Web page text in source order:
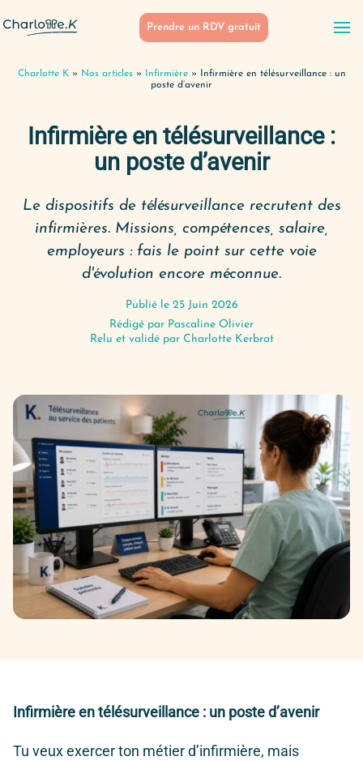
Prendre un RDV gratuit
Charlotte K» Nos articles» Infirmière»
Infirmière en télésurveillance : un
poste d’avenir
Infirmière en télésurveillance :
un poste d’avenir
Le dispositifs de télésurveillance recrutent des
infirmières. Missions, compétences, salaire,
employeurs : fais le point sur cette voie
d'évolution encore méconnue.
Publié le 25 Juin 2026
Rédigé par Pascaline Olivier
Relu et validé par Charlotte Kerbrat
Infirmière en télésurveillance : un poste d’avenir
Tu veux exercer ton métier d’infirmière, mais